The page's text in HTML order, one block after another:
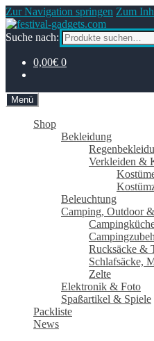
Zur Navigation springen Zum
Suche nach:
0,00€ 0
Menü
Shop
Bekleidung
Verkleiden &
Beleuchtung
Camping, Outdoor
Rucksäcke &
Schlafsäcke,
Zelte
Elektronik & Foto
Spaßartikel & Spiele
Packliste
News